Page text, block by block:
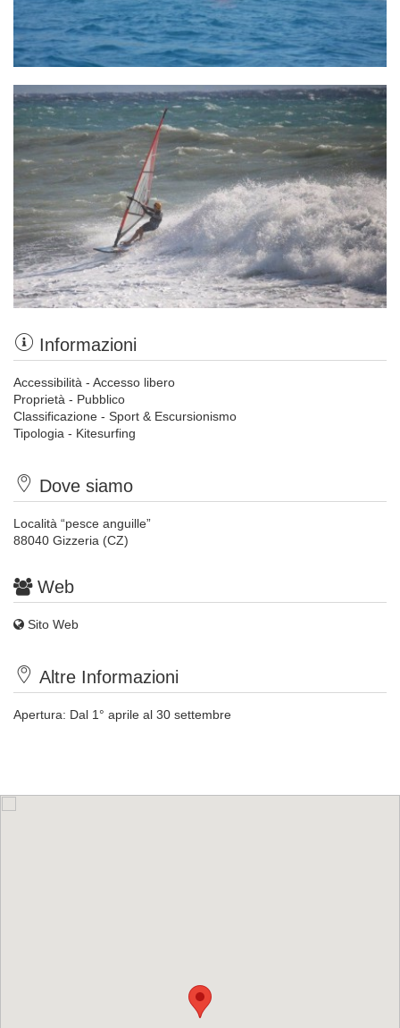
Informazioni
Accessibilità - Accesso libero
Proprietà - Pubblico
Classificazione - Sport & Escursionismo
Tipologia - Kitesurfing
Dove siamo
Località “pesce anguille”
88040 Gizzeria (CZ)
Web
Sito Web
Altre Informazioni
Apertura: Dal 1° aprile al 30 settembre